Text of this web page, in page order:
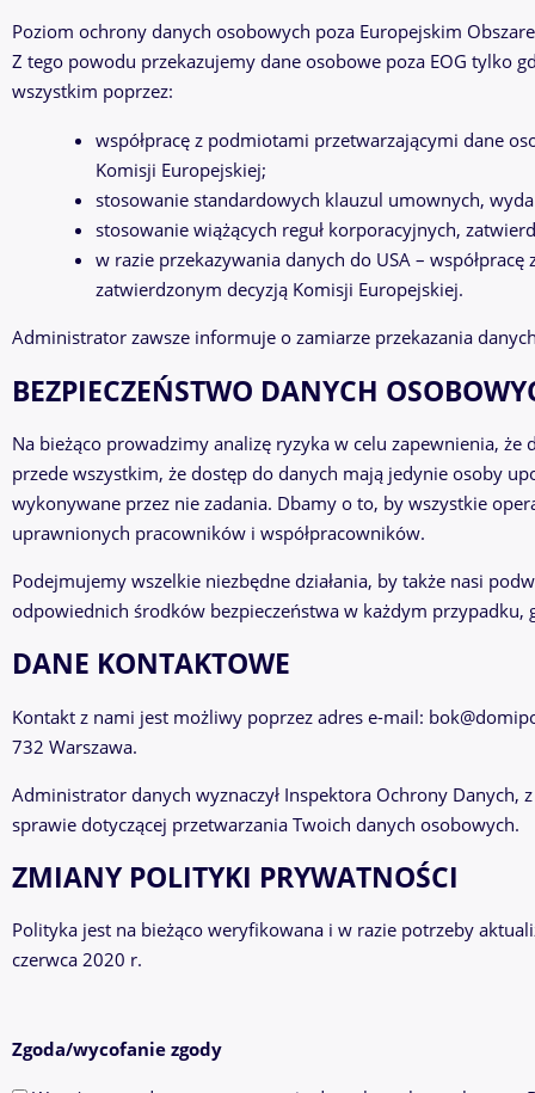
Poziom ochrony danych osobowych poza Europejskim
Z tego powodu przekazujemy dane osobowe poza EOG tylko
wszystkim poprzez:
współpracę z podmiotami przetwarzającymi dane
Komisji Europejskiej;
stosowanie standardowych klauzul umownych,
stosowanie wiążących reguł korporacyjnych,
w razie przekazywania danych do USA –
zatwierdzonym decyzją Komisji Europejskiej.
Administrator zawsze informuje o zamiarze przekazania
BEZPIECZEŃSTWO DANYCH
Na bieżąco prowadzimy analizę ryzyka w celu zapewnienia,
przede wszystkim, że dostęp do danych mają jedynie osoby
wykonywane przez nie zadania. Dbamy o to, by wszystkie
uprawnionych pracowników i współpracowników.
Podejmujemy wszelkie niezbędne działania, by także nasi
odpowiednich środków bezpieczeństwa w każdym
DANE KONTAKTOWE
Kontakt z nami jest możliwy poprzez adres e-mail:
732 Warszawa.
Administrator danych wyznaczył Inspektora Ochrony
sprawie dotyczącej przetwarzania Twoich danych osobowych.
ZMIANY POLITYKI PRYWATNOŚCI
Polityka jest na bieżąco weryfikowana i w razie potrzeby
czerwca 2020 r.
Zgoda/wycofanie zgody